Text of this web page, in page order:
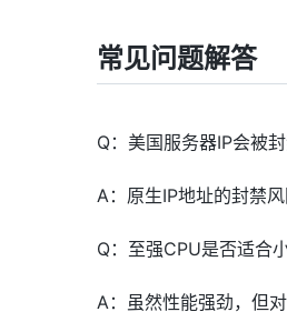
常见问题解答
Q：美国服务器IP会被封
A：原生IP地址的封禁
Q：至强CPU是否适合
A：虽然性能强劲，但